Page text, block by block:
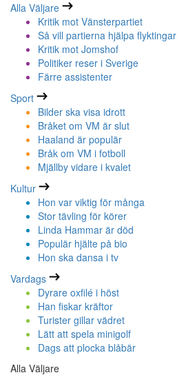
Alla Väljare
Kritik mot Vänsterpartiet
Så vill partierna hjälpa flyktingar
Kritik mot Jomshof
Politiker reser i Sverige
Färre assistenter
Sport
Bilder ska visa idrott
Bråket om VM är slut
Haaland är populär
Bråk om VM i fotboll
Mjällby vidare i kvalet
Kultur
Hon var viktig för många
Stor tävling för körer
Linda Hammar är död
Populär hjälte på bio
Hon ska dansa i tv
Vardags
Dyrare oxfilé i höst
Han fiskar kräftor
Turister gillar vädret
Lätt att spela minigolf
Dags att plocka blåbär
Alla Väljare